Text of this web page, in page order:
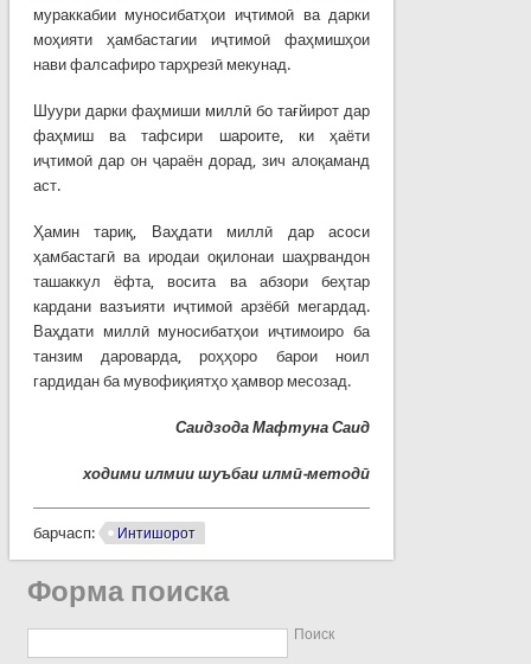
мураккабии муносибатҳои иҷтимоӣ ва дарки
моҳияти ҳамбастагии иҷтимоӣ фаҳмишҳои
нави фалсафиро тарҳрезӣ мекунад.
Шуури дарки фаҳмиши миллӣ бо тағйирот дар
фаҳмиш ва тафсири шароите, ки ҳаёти
иҷтимоӣ дар он ҷараён дорад, зич алоқаманд
аст.
Ҳамин тариқ, Ваҳдати миллӣ дар асоси
ҳамбастагӣ ва иродаи оқилонаи шаҳрвандон
ташаккул ёфта, восита ва абзори беҳтар
кардани вазъияти иҷтимоӣ арзёбӣ мегардад.
Ваҳдати миллӣ муносибатҳои иҷтимоиро ба
танзим дароварда, роҳҳоро барои ноил
гардидан ба мувофиқиятҳо ҳамвор месозад.
Саидзода Мафтуна Саид
ходими илмии шуъбаи илмӣ-методӣ
барчасп: Интишорот
Форма поиска
Поиск